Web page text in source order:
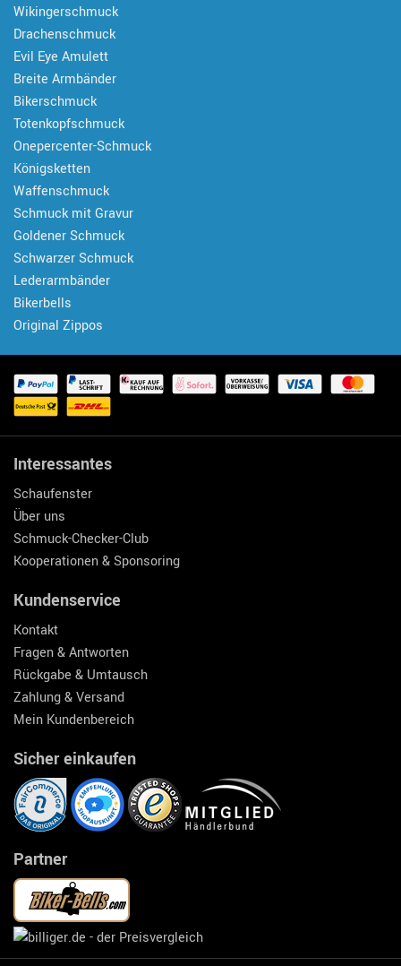
Wikingerschmuck
Drachenschmuck
Evil Eye Amulett
Breite Armbänder
Bikerschmuck
Totenkopfschmuck
Onepercenter-Schmuck
Königsketten
Waffenschmuck
Schmuck mit Gravur
Goldener Schmuck
Schwarzer Schmuck
Lederarmbänder
Bikerbells
Original Zippos
Interessantes
Schaufenster
Über uns
Schmuck-Checker-Club
Kooperationen & Sponsoring
Kundenservice
Kontakt
Fragen & Antworten
Rückgabe & Umtausch
Zahlung & Versand
Mein Kundenbereich
Sicher einkaufen
Partner